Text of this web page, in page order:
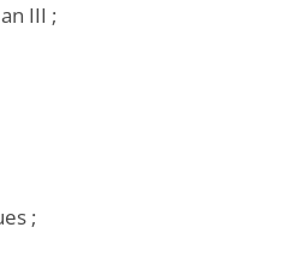
III ;
;